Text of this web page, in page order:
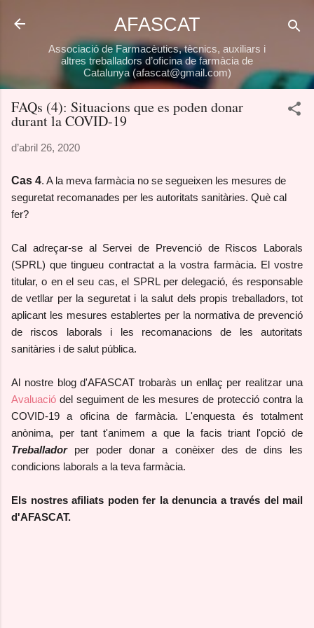
Salta al contingut principal
AFASCAT
Associació de Farmacèutics, tècnics, auxiliars i
altres treballadors d’oficina de farmàcia de
Catalunya (afascat@gmail.com)
FAQs (4): Situacions que es poden donar
durant la COVID-19
d’abril 26, 2020
Cas 4. A la meva farmàcia no se segueixen les mesures de
seguretat recomanades per les autoritats sanitàries. Què cal
fer?
Cal adreçar-se al Servei de Prevenció de Riscos Laborals
(SPRL) que tingueu contractat a la vostra farmàcia. El vostre
titular, o en el seu cas, el SPRL per delegació, és responsable
de vetllar per la seguretat i la salut dels propis treballadors, tot
aplicant les mesures establertes per la normativa de prevenció
de riscos laborals i les recomanacions de les autoritats
sanitàries i de salut pública.
Al nostre blog d'AFASCAT trobaràs un enllaç per realitzar una
Avaluació del seguiment de les mesures de protecció contra la
COVID-19 a oficina de farmàcia. L'enquesta és totalment
anònima, per tant t'animem a que la facis triant l'opció de
Treballador per poder donar a conèixer des de dins les
condicions laborals a la teva farmàcia.
Els nostres afiliats poden fer la denuncia a través del mail
d'AFASCAT.